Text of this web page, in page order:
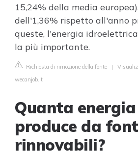
15,24% della media
dell'1,36% rispetto all'anno
queste, l'energia
la più importante.
Richiesta di rimozione della fonte |
wecanjob.it
Quanta energia
produce da
rinnovabili?